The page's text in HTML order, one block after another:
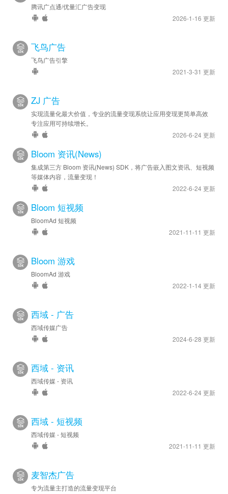
腾讯广点通/优量汇广告变现
2026-1-16 更新
飞鸟广告
飞鸟广告引擎
2021-3-31 更新
ZJ 广告
实现流量化最大价值，专业的流量变现系统让应用变现更简单高效
专注应用可持续增长。
2026-6-24 更新
Bloom 资讯(News)
集成第三方 Bloom 资讯(News) SDK，将广告嵌入图文资讯、短视频
等媒体内容，流量变现！
2022-6-24 更新
Bloom 短视频
BloomAd 短视频
2021-11-11 更新
Bloom 游戏
BloomAd 游戏
2022-1-14 更新
西域 - 广告
西域传媒广告
2024-6-28 更新
西域 - 资讯
西域传媒 - 资讯
2022-6-24 更新
西域 - 短视频
西域传媒 - 短视频
2021-11-11 更新
麦智杰广告
专为流量主打造的流量变现平台